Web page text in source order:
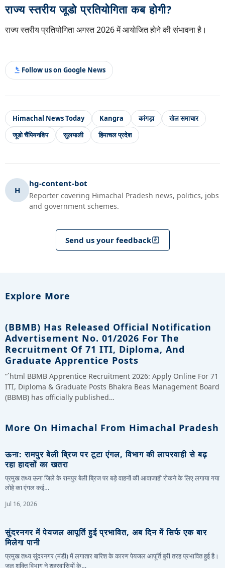
राज्य स्तरीय जूडो प्रतियोगिता कब होगी?
राज्य स्तरीय प्रतियोगिता अगस्त 2026 में आयोजित होने की संभावना है।
Follow us on Google News
Himachal News Today Kangra कांगड़ा
खेल समाचार
जूडो चैंपियनशिप
सुलयाली हिमाचल प्रदेश
H
hg-content-bot
Reporter covering Himachal Pradesh news, politics, jobs
and government schemes.
Send us your feedback
Explore More
(BBMB) Has Released Official Notification
Advertisement No. 01/2026 For The
Recruitment Of 71 ITI, Diploma, And
Graduate Apprentice Posts
“`html BBMB Apprentice Recruitment 2026: Apply Online For 71
ITI, Diploma & Graduate Posts Bhakra Beas Management Board
(BBMB) has officially published…
More On Himachal From Himachal Pradesh
ऊना: रामपुर बेली ब्रिज पर टूटा एंगल, विभाग की लापरवाही से बढ़
रहा हादसों का खतरा
प्रमुख तथ्य ऊना जिले के रामपुर बेली ब्रिज पर बड़े वाहनों की आवाजाही रोकने के लिए लगाया गया
लोहे का एंगल कई…
Jul 16, 2026
सुंदरनगर में पेयजल आपूर्ति हुई प्रभावित, अब दिन में सिर्फ एक बार
मिलेगा पानी
प्रमुख तथ्य सुंदरनगर (मंडी) में लगातार बारिश के कारण पेयजल आपूर्ति बुरी तरह प्रभावित हुई है।
जल शक्ति विभाग ने शहरवासियों के…